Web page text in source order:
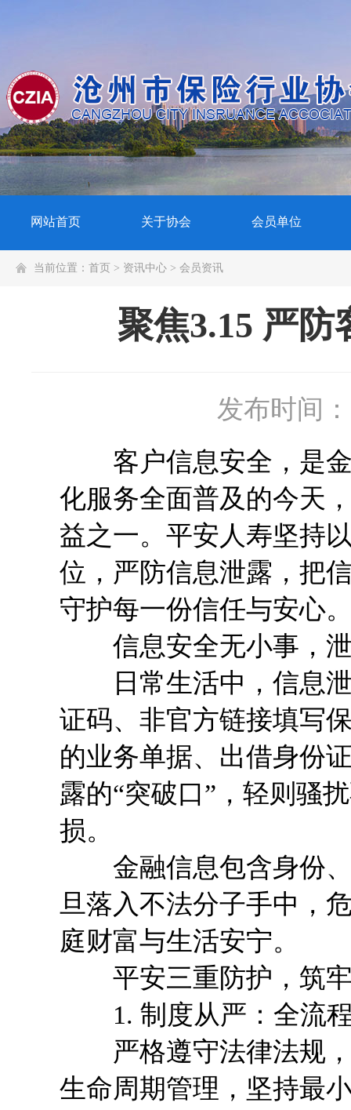
网站首页 关于协会 会员单位
当前位置： 首页 > 资讯中心 > 会员资讯
聚焦3.15 严
发布时间
客户信息安全，是金
化服务全面普及的今天
益之一。平安人寿坚持
位，严防信息泄露，把
守护每一份信任与安心
信息安全无小事，泄
日常生活中，信息泄
证码、非官方链接填写
的业务单据、出借身份
露的“突破口”，轻则骚
损。
金融信息包含身份、
旦落入不法分子手中，
庭财富与生活安宁。
平安三重防护，筑牢
1. 制度从严：全流程
严格遵守法律法规，
生命周期管理，坚持最